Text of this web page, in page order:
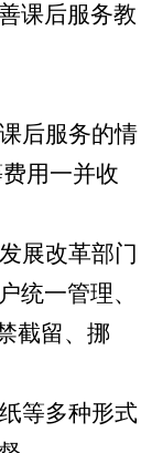
课后服务教
后服务的情
用一并收
展改革部门
统一管理、
截留、挪
等多种形式